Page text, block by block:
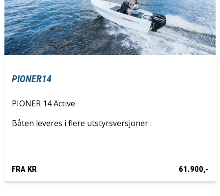
PIONER14
PIONER 14 Active
Båten leveres i flere utstyrsversjoner :
FRA KR 61.900,-